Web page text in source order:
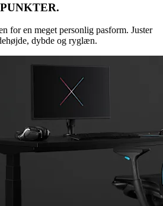
for en meget personlig pasform. Juster
dybde og ryglæn.